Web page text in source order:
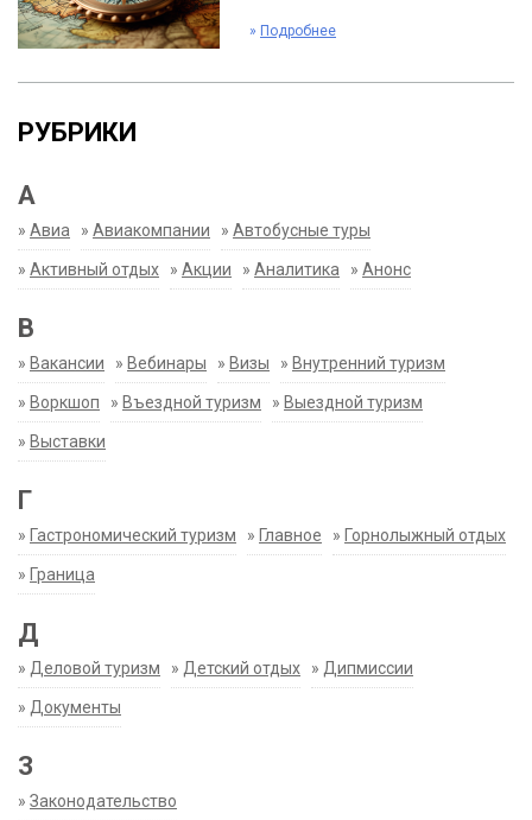
» Подробнее
РУБРИКИ
А
» Авиа » Авиакомпании » Автобусные туры
» Активный отдых » Акции » Аналитика » Анонс
В
» Вакансии » Вебинары » Визы » Внутренний туризм
» Воркшоп » Въездной туризм » Выездной туризм
» Выставки
Г
» Гастрономический туризм » Главное » Горнолыжный отдых
» Граница
Д
» Деловой туризм » Детский отдых » Дипмиссии
» Документы
З
» Законодательство